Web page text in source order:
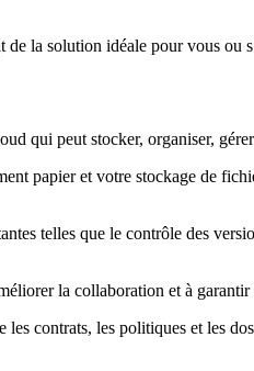
la solution idéale pour vous ou
qui peut stocker, organiser,
papier et votre stockage de
telles que le contrôle des
la collaboration et à
contrats, les politiques et les